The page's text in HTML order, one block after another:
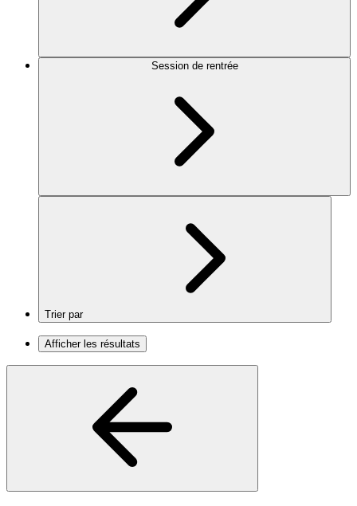
Session de rentrée
Trier par
Afficher les résultats